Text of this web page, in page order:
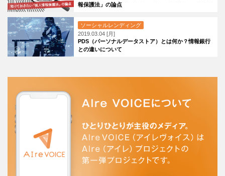
報保護法」の論点
ソーシャルレンディング
2019.03.04 [月]
PDS（パーソナルデータストア）とは何か？情報銀行
との違いについて